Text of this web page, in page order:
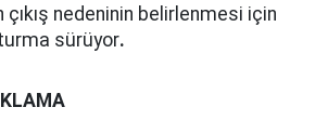
çıkış nedeninin belirlenmesi için
sürüyor.